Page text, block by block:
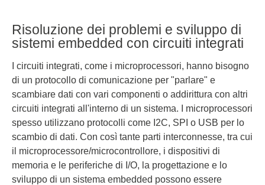
Risoluzione dei problemi e sviluppo di
sistemi embedded con circuiti integrati
I circuiti integrati, come i microprocessori, hanno bisogno
di un protocollo di comunicazione per "parlare" e
scambiare dati con vari componenti o addirittura con altri
circuiti integrati all'interno di un sistema. I microprocessori
spesso utilizzano protocolli come I2C, SPI o USB per lo
scambio di dati. Con così tante parti interconnesse, tra cui
il microprocessore/microcontrollore, i dispositivi di
memoria e le periferiche di I/O, la progettazione e lo
sviluppo di un sistema embedded possono essere